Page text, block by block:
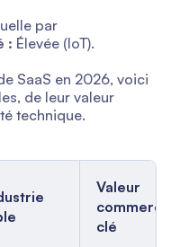
par
: Élevée (IoT).
SaaS en 2026, voici
de leur valeur
technique.
Valeur
clé